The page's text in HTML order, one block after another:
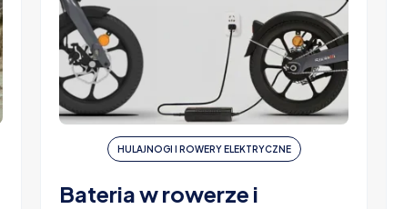
HULAJNOGI I ROWERY ELEKTRYCZNE
Bateria w rowerze i